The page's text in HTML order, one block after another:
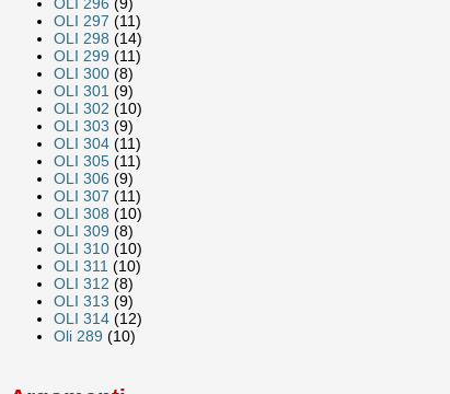
OLI 296 (9)
OLI 297 (11)
OLI 298 (14)
OLI 299 (11)
OLI 300 (8)
OLI 301 (9)
OLI 302 (10)
OLI 303 (9)
OLI 304 (11)
OLI 305 (11)
OLI 306 (9)
OLI 307 (11)
OLI 308 (10)
OLI 309 (8)
OLI 310 (10)
OLI 311 (10)
OLI 312 (8)
OLI 313 (9)
OLI 314 (12)
Oli 289 (10)